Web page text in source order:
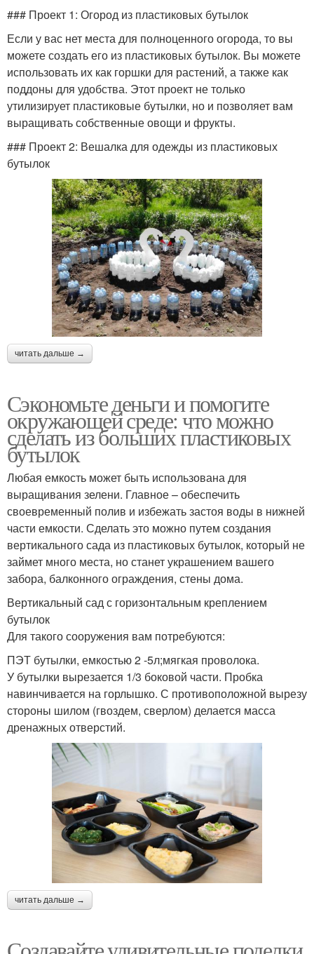
### Проект 1: Огород из пластиковых бутылок
Если у вас нет места для полноценного огорода, то вы
можете создать его из пластиковых бутылок. Вы можете
использовать их как горшки для растений, а также как
поддоны для удобства. Этот проект не только
утилизирует пластиковые бутылки, но и позволяет вам
выращивать собственные овощи и фрукты.
### Проект 2: Вешалка для одежды из пластиковых
бутылок
читать дальше →
Сэкономьте деньги и помогите
окружающей среде: что можно
сделать из больших пластиковых
бутылок
Любая емкость может быть использована для
выращивания зелени. Главное – обеспечить
своевременный полив и избежать застоя воды в нижней
части емкости. Сделать это можно путем создания
вертикального сада из пластиковых бутылок, который не
займет много места, но станет украшением вашего
забора, балконного ограждения, стены дома.
Вертикальный сад с горизонтальным креплением
бутылок
Для такого сооружения вам потребуются:
ПЭТ бутылки, емкостью 2 -5л;мягкая проволока.
У бутылки вырезается 1/3 боковой части. Пробка
навинчивается на горлышко. С противоположной вырезу
стороны шилом (гвоздем, сверлом) делается масса
дренажных отверстий.
читать дальше →